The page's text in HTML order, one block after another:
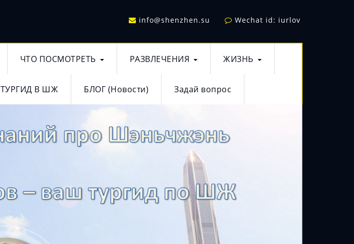
info@shenzhen.su Wechat id: iurlov
ЧТО ПОСМОТРЕТЬ РАЗВЛЕЧЕНИЯ ЖИЗНЬ
ТУРГИД В ШЖ БЛОГ (Новости) Задай вопрос